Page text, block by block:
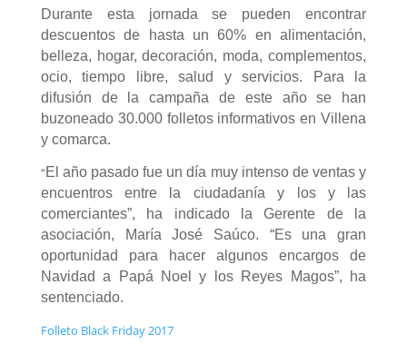
Durante esta jornada se pueden encontrar
descuentos de hasta un 60% en alimentación,
belleza, hogar, decoración, moda, complementos,
ocio, tiempo libre, salud y servicios. Para la
difusión de la campaña de este año se han
buzoneado 30.000 folletos informativos en Villena
y comarca.
“El año pasado fue un día muy intenso de ventas y
encuentros entre la ciudadanía y los y las
comerciantes”, ha indicado la Gerente de la
asociación, María José Saúco. “Es una gran
oportunidad para hacer algunos encargos de
Navidad a Papá Noel y los Reyes Magos”, ha
sentenciado.
Folleto Black Friday 2017